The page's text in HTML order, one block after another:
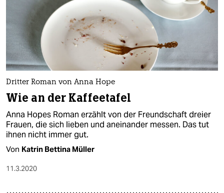
Dritter Roman von Anna Hope
Wie an der Kaffeetafel
Anna Hopes Roman erzählt von der Freundschaft dreier
Frauen, die sich lieben und aneinander messen. Das tut
ihnen nicht immer gut.
Von Katrin Bettina Müller
11.3.2020